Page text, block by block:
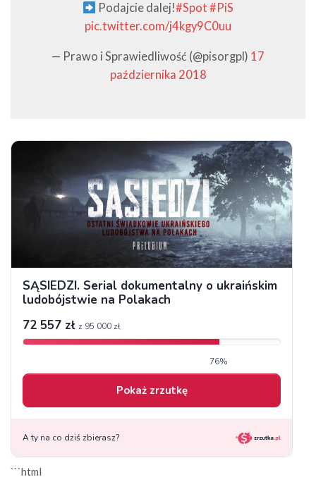
Podajcie dalej!#Spot #PiS
pic.twitter.com/j4kgy9C0uu
— Prawo i Sprawiedliwość (@pisorgpl) 17
października 2018
```html